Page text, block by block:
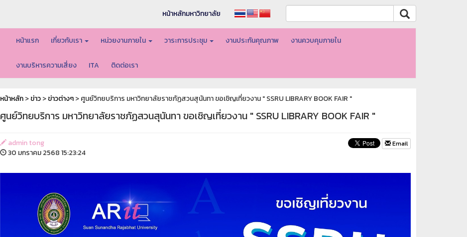
หน้าหลักมหาวิทยาลัย
หน้าแรก เกี่ยวกับเรา หน่วยงานภายใน วาระการประชุม งานประกันคุณภาพ งานควบคุมภายใน
งานบริหารความเสี่ยง ITA ติดต่อเรา
หน้าหลัก>ข่าว>ข่าวต่างๆ> ศูนย์วิทยบริการ มหาวิทยาลัยราชภัฏสวนสุนันทา ขอเชิญเที่ยวงาน " SSRU LIBRARY BOOK FAIR "
ศูนย์วิทยบริการ มหาวิทยาลัยราชภัฏสวนสุนันทา ขอเชิญเที่ยวงาน " SSRU LIBRARY BOOK FAIR "
admin tong
30 มกราคม 2568 15:23:24
Email